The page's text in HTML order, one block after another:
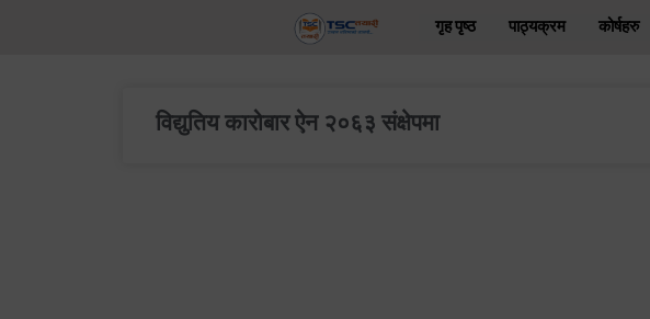
गृह पृष्ठ पाठ्‍यक्रम कोर्षहरु
विद्युतिय कारोबार ऐन २०६३ संक्षेपमा